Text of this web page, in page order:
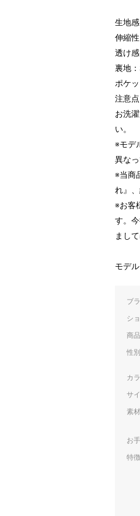
生地
伸縮
透け
裏地
ポケ
注意
お洗
い。
※モデ
異なっ
※当商
れ』
※お客
す。
まし
モデ
ブ
シ
商
性
カ
サ
素材
お
特徴